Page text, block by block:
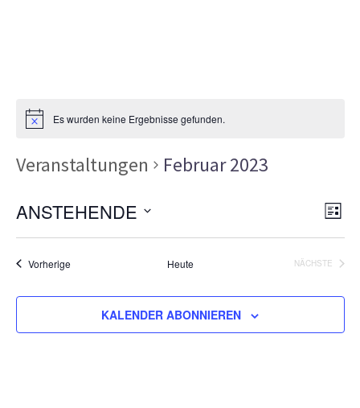
Es wurden keine Ergebnisse gefunden.
Veranstaltungen Februar 2023
LISTE
ANSTEHENDE
Datum
wählen.
VorherigeVeranstaltungen Heute
NÄCHSTE
KALENDER ABONNIEREN